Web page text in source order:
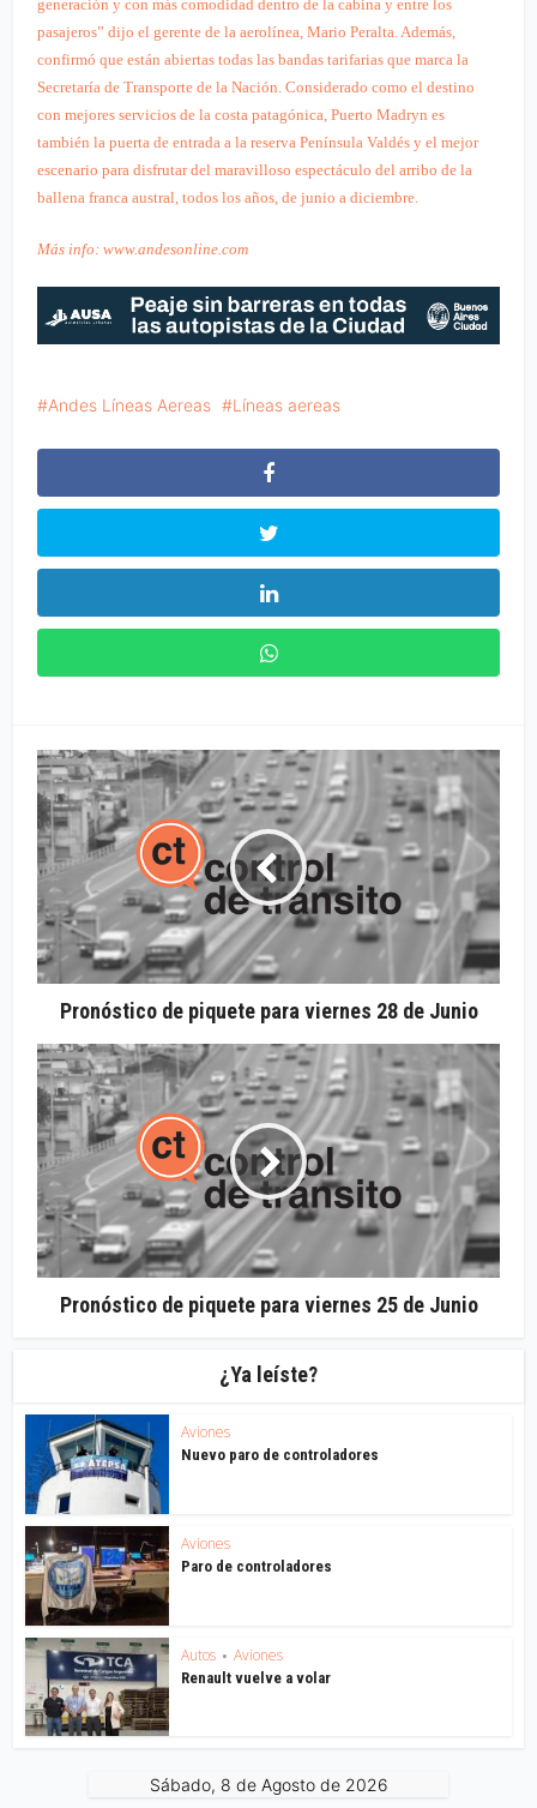
generación y con más comodidad dentro de la cabina y entre los
pasajeros” dijo el gerente de la aerolínea, Mario Peralta. Además,
confirmó que están abiertas todas las bandas tarifarias que marca la
Secretaría de Transporte de la Nación. Considerado como el destino
con mejores servicios de la costa patagónica, Puerto Madryn es
también la puerta de entrada a la reserva Península Valdés y el mejor
escenario para disfrutar del maravilloso espectáculo del arribo de la
ballena franca austral, todos los años, de junio a diciembre.
Más info:www.andesonline.com
Andes Líneas Aereas Líneas aereas
Pronóstico de piquete para viernes 28 de Junio
Pronóstico de piquete para viernes 25 de Junio
¿Ya leíste?
Aviones
Nuevo paro de controladores
Aviones
Paro de controladores
Autos • Aviones
Renault vuelve a volar
Sábado, 8 de Agosto de 2026